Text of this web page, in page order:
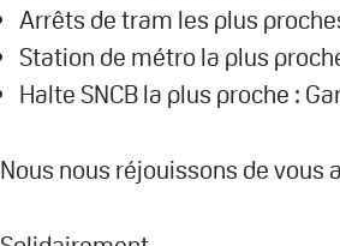
Arrêts de tram les plus
Station de métro la plus
Halte SNCB la plus proche :
Nous nous réjouissons de vous